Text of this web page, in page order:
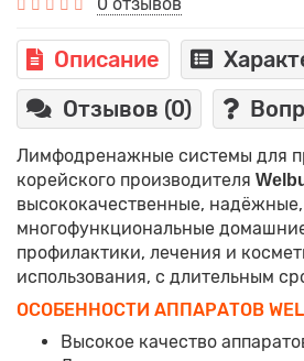
Описание
Отзывов (0)
Лимфодренажные системы для
корейского производителя
высококачественные,
многофункциональные
профилактики, лечения и
использования, с длительным
ОСОБЕННОСТИ АППАРАТОВ
Высокое качество